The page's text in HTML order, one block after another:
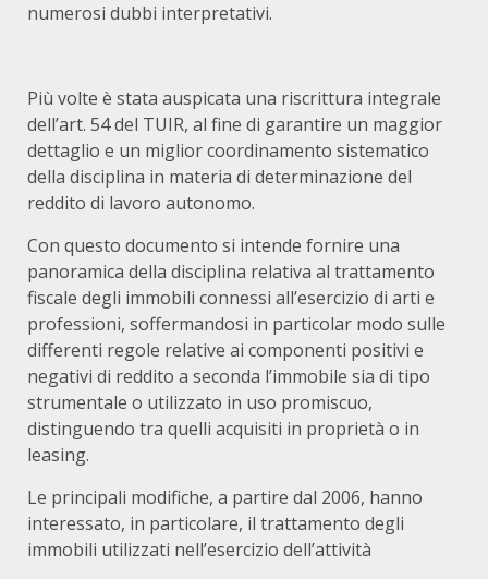
numerosi dubbi interpretativi.
Più volte è stata auspicata una riscrittura integrale
dell’art. 54 del TUIR, al fine di garantire un maggior
dettaglio e un miglior coordinamento sistematico
della disciplina in materia di determinazione del
reddito di lavoro autonomo.
Con questo documento si intende fornire una
panoramica della disciplina relativa al trattamento
fiscale degli immobili connessi all’esercizio di arti e
professioni, soffermandosi in particolar modo sulle
differenti regole relative ai componenti positivi e
negativi di reddito a seconda l’immobile sia di tipo
strumentale o utilizzato in uso promiscuo,
distinguendo tra quelli acquisiti in proprietà o in
leasing.
Le principali modifiche, a partire dal 2006, hanno
interessato, in particolare, il trattamento degli
immobili utilizzati nell’esercizio dell’attività